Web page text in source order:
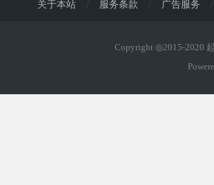
关于本站 / 服务条款 / 广告服务 /
Copyright ◎2015-2020